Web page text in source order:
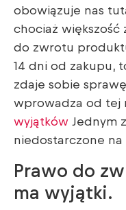
obowiązuje nas
chociaż większość
do zwrotu
14 dni od zakupu,
zdaje sobie
wprowadza od tej
wyjątków Jednym
niedostarczone na
Prawo do
ma wyjątki.